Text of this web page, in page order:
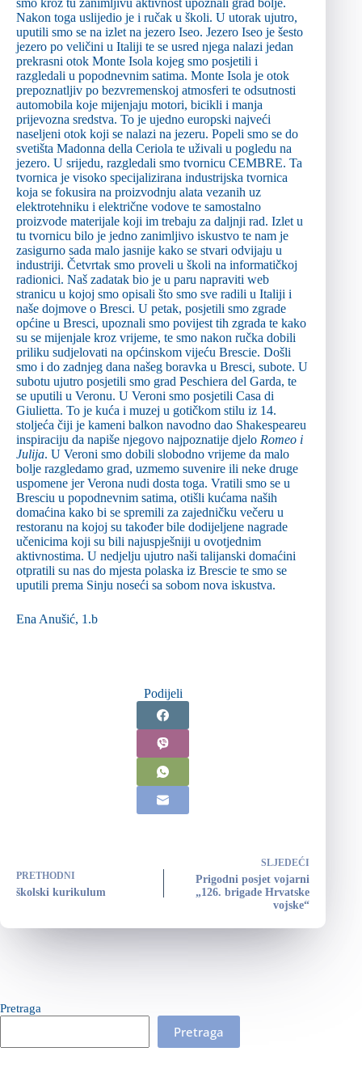
smo kroz tu zanimljivu aktivnost upoznali grad bolje.
Nakon toga uslijedio je i ručak u školi. U utorak ujutro,
uputili smo se na izlet na jezero Iseo. Jezero Iseo je šesto
jezero po veličini u Italiji te se usred njega nalazi jedan
prekrasni otok Monte Isola kojeg smo posjetili i
razgledali u popodnevnim satima. Monte Isola je otok
prepoznatljiv po bezvremenskoj atmosferi te odsutnosti
automobila koje mijenjaju motori, bicikli i manja
prijevozna sredstva. To je ujedno europski najveći
naseljeni otok koji se nalazi na jezeru. Popeli smo se do
svetišta Madonna della Ceriola te uživali u pogledu na
jezero. U srijedu, razgledali smo tvornicu CEMBRE. Ta
tvornica je visoko specijalizirana industrijska tvornica
koja se fokusira na proizvodnju alata vezanih uz
elektrotehniku i električne vodove te samostalno
proizvode materijale koji im trebaju za daljnji rad. Izlet u
tu tvornicu bilo je jedno zanimljivo iskustvo te nam je
zasigurno sada malo jasnije kako se stvari odvijaju u
industriji. Četvrtak smo proveli u školi na informatičkoj
radionici. Naš zadatak bio je u paru napraviti web
stranicu u kojoj smo opisali što smo sve radili u Italiji i
naše dojmove o Bresci. U petak, posjetili smo zgrade
općine u Bresci, upoznali smo povijest tih zgrada te kako
su se mijenjale kroz vrijeme, te smo nakon ručka dobili
priliku sudjelovati na općinskom vijeću Brescie. Došli
smo i do zadnjeg dana našeg boravka u Bresci, subote. U
subotu ujutro posjetili smo grad Peschiera del Garda, te
se uputili u Veronu. U Veroni smo posjetili Casa di
Giulietta. To je kuća i muzej u gotičkom stilu iz 14.
stoljeća čiji je kameni balkon navodno dao Shakespeareu
inspiraciju da napiše njegovo najpoznatije djelo Romeo i
Julija. U Veroni smo dobili slobodno vrijeme da malo
bolje razgledamo grad, uzmemo suvenire ili neke druge
uspomene jer Verona nudi dosta toga. Vratili smo se u
Bresciu u popodnevnim satima, otišli kućama naših
domaćina kako bi se spremili za zajedničku večeru u
restoranu na kojoj su također bile dodijeljene nagrade
učenicima koji su bili najuspješniji u ovotjednim
aktivnostima. U nedjelju ujutro naši talijanski domaćini
otpratili su nas do mjesta polaska iz Brescie te smo se
uputili prema Sinju noseći sa sobom nova iskustva.
Ena Anušić, 1.b
Podijeli
PRETHODNI
školski kurikulum
SLJEDEĆI
Prigodni posjet vojarni
„126. brigade Hrvatske
vojske“
Pretraga
Pretraga